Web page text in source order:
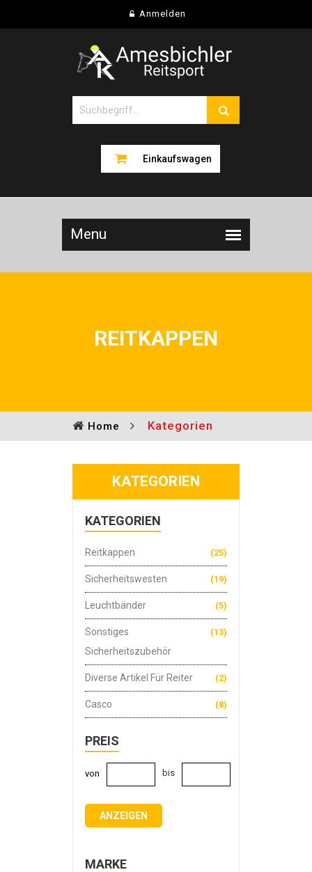
Anmelden
Einkaufswagen
REITKAPPEN
Home Kategorien
KATEGORIEN
KATEGORIEN
(25)
Reitkappen
(19)
Sicherheitswesten
(5)
Leuchtbänder
(13)
Sonstiges
Sicherheitszubehör
(2)
Diverse Artikel Für Reiter
(8)
Casco
PREIS
von bis
ANZEIGEN
MARKE